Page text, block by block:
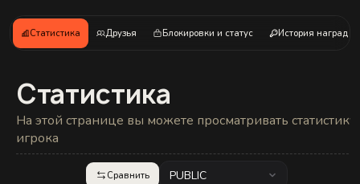
Статистика Друзья Блокировки и статус История наград
Статистика
На этой странице вы можете просматривать статистику
игрока
Сравнить PUBLIC
п
р
а
в
н
и
м!